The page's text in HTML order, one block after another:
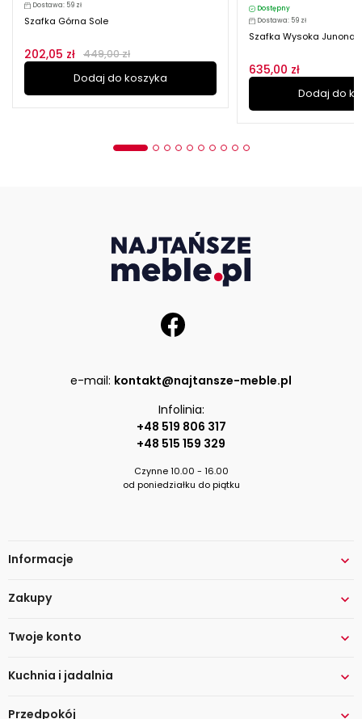
Dostawa: 59 zł
Szafka Górna Sole
202,05 zł 449,00 zł
Dodaj do koszyka
Dostępny
Dostawa: 59 zł
Szafka Wysoka Junona
635,00 zł
Dodaj do
e-mail: kontakt@najtansze-meble.pl
Infolinia:
+48 519 806 317
+48 515 159 329
Czynne 10.00 - 16.00
od poniedziałku do piątku
Informacje 
Zakupy 
Twoje konto 
Kuchnia i jadalnia 
Przedpokój